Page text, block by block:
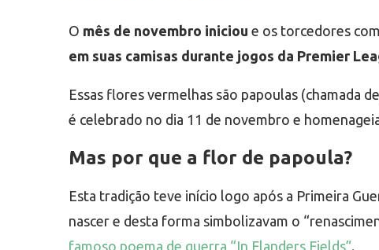
O mês de novembro iniciou e os torcedores
em suas camisas durante jogos da Premier
Essas flores vermelhas são papoulas (chamada de
é celebrado no dia 11 de novembro e
Mas por que a flor de papoula?
Esta tradição teve início logo após a Primeira
nascer e desta forma simbolizavam o
famoso poema de guerra “In Flanders Fields”.